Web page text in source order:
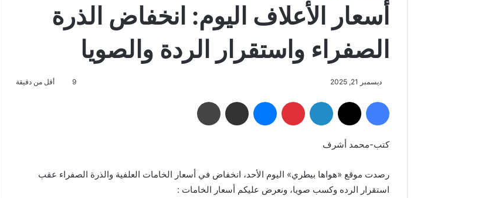
أسعار الأعلاف اليوم: انخفاض الذرة
الصفراء واستقرار الردة والصويا
ديسمبر 21, 2025 9 أقل من دقيقة
فيسبوك لينكدإن بينتيريست ماسنجر مشاركة عبر البريد
كتب-محمد أشرف
رصدت موقع «هواها بيطري» اليوم الأحد، انخفاض في أسعار الخامات العلفية والذرة الصفراء عقب
استقرار الرده وكسب صويا، ونعرض عليكم أسعار الخامات :